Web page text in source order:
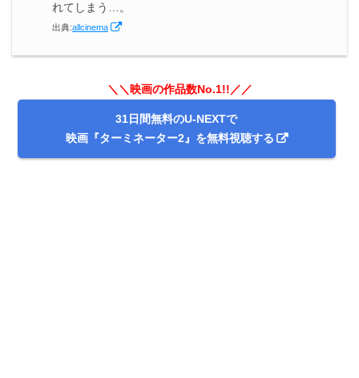
れてしまう…。
出典:allcinema
＼＼映画の作品数No.1!!／／
31日間無料のU-NEXTで
映画『ターミネーター2』を無料視聴する